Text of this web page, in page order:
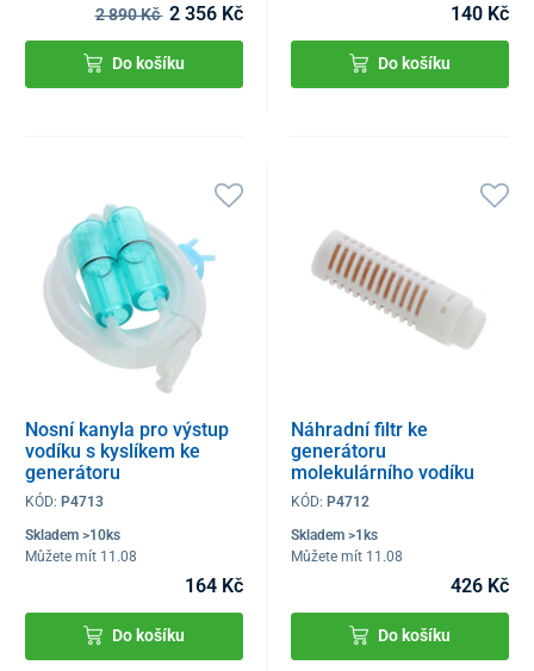
2 890 Kč 2 356 Kč
Do košíku
140 Kč
Do košíku
Nosní kanyla pro výstup
vodíku s kyslíkem ke
generátoru
molekulárního vodíku
KÓD: P4713
Skladem >10ks
Můžete mít 11.08
164 Kč
Do košíku
Náhradní filtr ke
generátoru
molekulárního vodíku
KÓD:P4712
Skladem >1ks
Můžete mít 11.08
426 Kč
Do košíku